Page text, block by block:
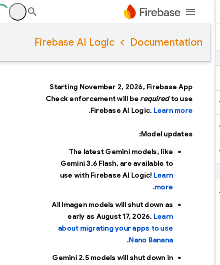
Documentation
Firebase AI Logic
Starting November 2, 2026, Firebase App
Check enforcement will berequiredto use
Firebase AI Logic.Learn more.
Model updates:
The latest Gemini models, like
Gemini 3.6 Flash, are available to
use with Firebase AI Logic!Learn
more.
All Imagen models will shut down as
early asAugust 17, 2026.Learn
about migrating your apps to use
Nano Banana.
Gemini 2.5 models will shut down in